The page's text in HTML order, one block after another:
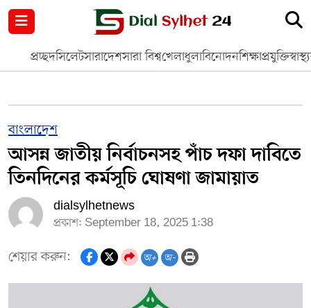
প্রচ্ছদসিলেটসারাদেশসারা বিশ্বখেলাধুলাবিনোদনশিক্ষাপ্রযুক্তি
বাংলাদেশ
আসন্ন জাতীয় নির্বাচনসহ পাঁচ দফা দাবিতে
তিনদিনের কর্মসূচি ঘোষণা জামায়াত
dialsylhetnews
প্রকাশ: September 18, 2025 1:38
শেয়ার করুন: অ+ অ-
নগর পরিকল্পনা
সুনামগঞ্জ
হবিগঞ্জ
মৌলভীবাজার
জাতীয়
আন্তর্জাতিক
মুক্তমত
YOUTUBE
FACEBOOK
TERMS & CONDITIONS
EDITOR & PUBLISHER : SOHEL AHMED
ডায়ালসিলেট যাত্রা